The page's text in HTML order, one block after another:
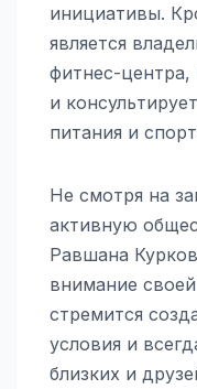
инициативы.
является
фитнес-центра,
и
питания и
Не смотря на
активную
Равшана
внимание
стремится
условия и
близких и